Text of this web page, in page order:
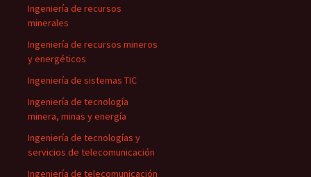
Ingeniería de recursos
minerales
Ingeniería de recursos mineros
y energéticos
Ingeniería de sistemas TIC
Ingeniería de tecnología
minera, minas y energía
Ingeniería de tecnologías y
servicios de telecomunicación
Ingeniería de telecomunicación